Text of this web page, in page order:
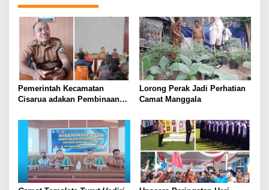
Pemerintah Kecamatan
Cisarua adakan Pembinaan
Kertawangi
Lorong Perak Jadi Perhatian
Camat Manggala